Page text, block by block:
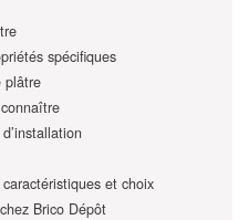
spécifiques
plâtre
et choix
Brico Dépôt